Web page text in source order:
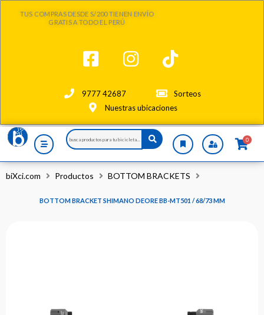
TUS COMPRAS DESDE S/200 TIENEN ENVÍO
GRATIS A TODO EL PERÚ
9777 42687
Sorteos
Nuestras ubicaciones
Search
...
0
biXci.com Productos BOTTOM BRACKETS
BOTTOM BRACKET SHIMANO DEORE BB-MT501 / 68/73 MM